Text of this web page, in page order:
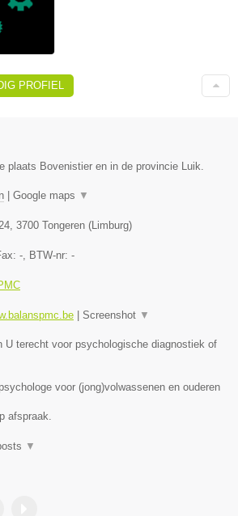
PROFIEL
plaats Bovenistier en in de provincie Luik.
| Google maps ▼
3700 Tongeren (Limburg)
- , BTW-nr: -
| Screenshot ▼
U terecht voor psychologische diagnostiek of
voor (jong)volwassenen en ouderen
afspraak.
▼